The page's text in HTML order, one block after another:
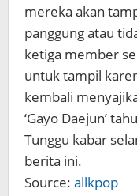
mereka akan
panggung atau
ketiga member
untuk tampil
kembali
‘Gayo Daejun’
Tunggu kabar
berita ini.
Source: allkpop